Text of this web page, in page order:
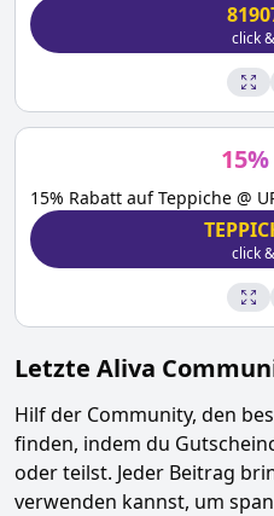
click
15%
15% Rabatt auf Teppiche @
click
Letzte Aliva
Hilf der Community, den
finden, indem du
oder teilst. Jeder Beitrag
verwenden kannst, um